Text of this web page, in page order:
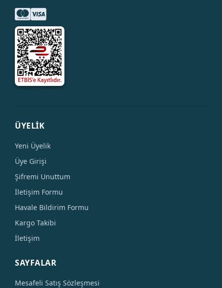
ÜYELİK
Yeni Üyelik
Üye Girişi
Şifremi Unuttum
İletişim Formu
Havale Bildirim Formu
Kargo Takibi
İletişim
SAYFALAR
Mesafeli Satış Sözleşmesi